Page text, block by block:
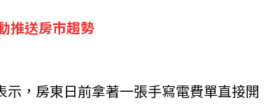
推送房市趨勢
，房東日前拿著一張手寫電費單直接開